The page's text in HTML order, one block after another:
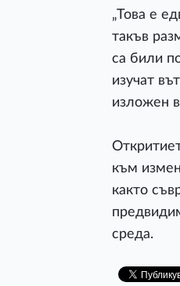
„Това е
такъв
са били
изучат
изложен
към
както
среда.